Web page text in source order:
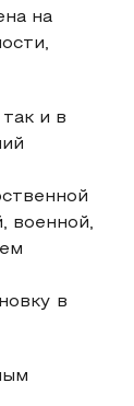
на
и в
военной,
в